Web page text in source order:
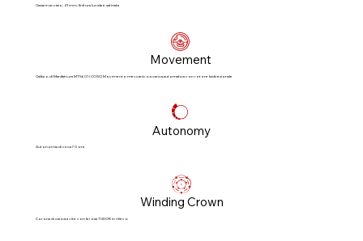
Cassa in acciaio, 41 mm, finitura lucida e satinata
Movement
Calibro di Manifattura MT5601 (COSC) Movimento meccanico a carica automatica con rotore bidirezionale
Autonomy
Autonomia di circa 70 ore
Winding Crown
Corona di carica a vite con la rosa TUDOR in rilievo